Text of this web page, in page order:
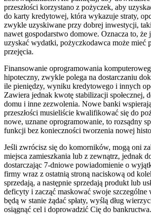
przeszłości korzystano z pożyczek, aby
do karty kredytowej, która wykazuje straty,
zwykle uzyskiwane przy dobrej inwestycji,
nawet gospodarstwo domowe. Oznacza to, że
uzyskać wydatki, pożyczkodawca może mieć
przejęcia.
Finansowanie oprogramowania
hipoteczny, zwykle polega na dostarczaniu
ile pieniędzy, wyniku kredytowego i innych
Zawiera jednak kwotę stabilizacji społecznej,
domu i inne zezwolenia. Nowe banki
przeszłości musieliście kwalifikować się do
nowe, uznane oprogramowanie, to rozsądny
funkcji bez konieczności tworzenia nowej
Jeśli zwrócisz się do komorników, mogą oni
miejsca zamieszkania lub z zewnątrz, jednak
dostarczając 7-dniowe powiadomienie o
firmy wraz z ostatnią stroną naciskową od
sprzedają, a następnie sprzedają produkt lub
deficyty i zacząć maskować swoje szczególne
będą w stanie żądać spłaty, wyślą dług
osiągnąć cel i doprowadzić Cię do bankructwa.